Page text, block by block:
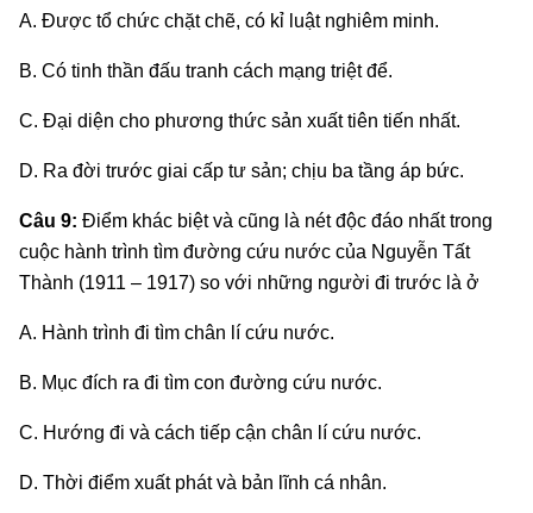
A. Được tổ chức chặt chẽ, có kỉ luật nghiêm minh.
B. Có tinh thần đấu tranh cách mạng triệt để.
C. Đại diện cho phương thức sản xuất tiên tiến nhất.
D. Ra đời trước giai cấp tư sản; chịu ba tầng áp bức.
Câu 9: Điểm khác biệt và cũng là nét độc đáo nhất trong
cuộc hành trình tìm đường cứu nước của Nguyễn Tất
Thành (1911 – 1917) so với những người đi trước là ở
A. Hành trình đi tìm chân lí cứu nước.
B. Mục đích ra đi tìm con đường cứu nước.
C. Hướng đi và cách tiếp cận chân lí cứu nước.
D. Thời điểm xuất phát và bản lĩnh cá nhân.